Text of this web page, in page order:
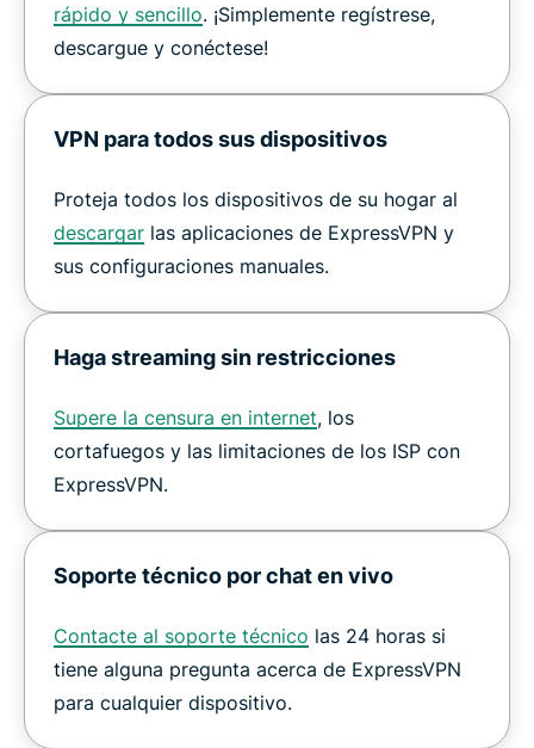
rápido y sencillo. ¡Simplemente regístrese,
descargue y conéctese!
VPN para todos sus dispositivos
Proteja todos los dispositivos de su hogar al
descargar las aplicaciones de ExpressVPN y
sus configuraciones manuales.
Haga streaming sin restricciones
Supere la censura en internet, los
cortafuegos y las limitaciones de los ISP con
ExpressVPN.
Soporte técnico por chat en vivo
Contacte al soporte técnico las 24 horas si
tiene alguna pregunta acerca de ExpressVPN
para cualquier dispositivo.